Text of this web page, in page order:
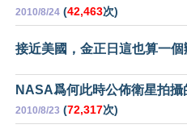
2010/8/24 (42,463次)
接近美國，金正日這也算一個
NASA爲何此時公佈衛星拍攝
2010/8/23 (72,317次)